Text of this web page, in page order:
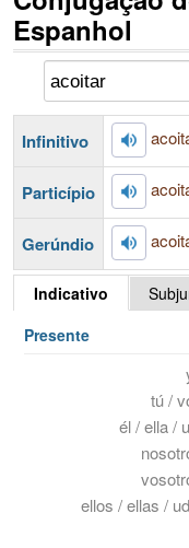
Espanhol
Infinitivo
Particípio
Gerúndio
Indicativo
Presente
tú /
él / ella /
ellos / ellas /